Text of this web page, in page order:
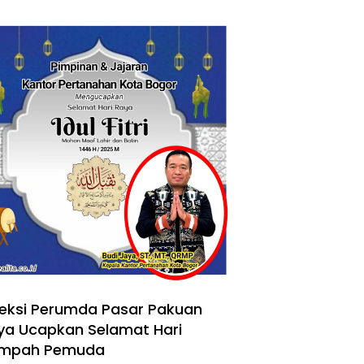
Perumda Pasar Pakuan
Ucapkan Selamat Hari
Pemuda